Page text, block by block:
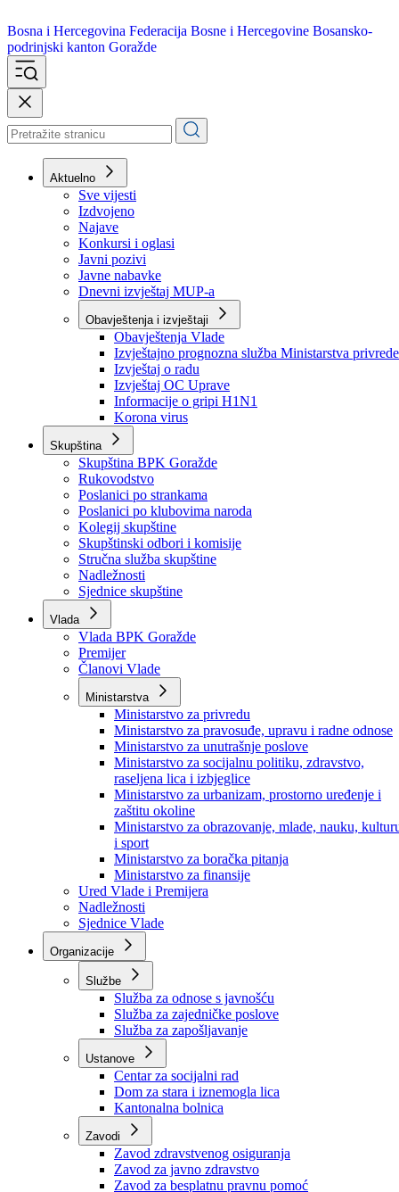
Bosna i Hercegovina
podrinjski kanton Goražde
Aktuelno
Sve vijesti
Izdvojeno
Najave
Konkursi i oglasi
Javni pozivi
Javne nabavke
Dnevni izvještaj MUP-a
Obavještenja i izvještaji
Obavještenja Vlade
Izvještajno prognozna služba Ministarstva privrede
Izvještaj o radu
Izvještaj OC Uprave
Informacije o gripi H1N1
Korona virus
Skupština
Skupština BPK Goražde
Rukovodstvo
Poslanici po strankama
Poslanici po klubovima naroda
Kolegij skupštine
Skupštinski odbori i komisije
Stručna služba skupštine
Nadležnosti
Sjednice skupštine
Vlada
Vlada BPK Goražde
Premijer
Članovi Vlade
Ministarstva
Ministarstvo za privredu
Ministarstvo za pravosuđe, upravu i radne odnose
Ministarstvo za unutrašnje poslove
Ministarstvo za socijalnu politiku, zdravstvo,
raseljena lica i izbjeglice
Ministarstvo za urbanizam, prostorno uređenje i
zaštitu okoline
Ministarstvo za obrazovanje, mlade, nauku,
i sport
Ministarstvo za boračka pitanja
Ministarstvo za finansije
Ured Vlade i Premijera
Nadležnosti
Sjednice Vlade
Organizacije
Službe
Služba za odnose s javnošću
Služba za zajedničke poslove
Služba za zapošljavanje
Ustanove
Centar za socijalni rad
Dom za stara i iznemogla lica
Kantonalna bolnica
Zavodi